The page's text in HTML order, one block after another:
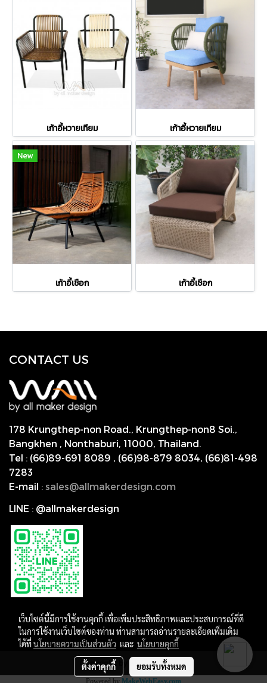
เก้าอี้หวายเทียม เก้าอี้หวายเทียม
New
เก้าอี้เชือก เก้าอี้เชือก
CONTACT US
178 Krungthep-non Road., Krungthep-non8 Soi.,
Bangkhen , Nonthaburi, 11000, Thailand.
Tel : (66)89-691 8089 , (66)98-879 8034, (66)81-498
7283
E-mail : sales@allmakerdesign.com
LINE : @allmakerdesign
Copyright by allmakerdesign
Powered by MakeWebEasy.com
เว็บไซต์นี้มีการใช้งานคุกกี้ เพื่อเพิ่มประสิทธิภาพและประสบการณ์ที่ดี
ในการใช้งานเว็บไซต์ของท่าน ท่านสามารถอ่านรายละเอียดเพิ่มเติม
ได้ที่นโยบายความเป็นส่วนตัว และ นโยบายคุกกี้
ตั้งค่าคุกกี้ ยอมรับทั้งหมด